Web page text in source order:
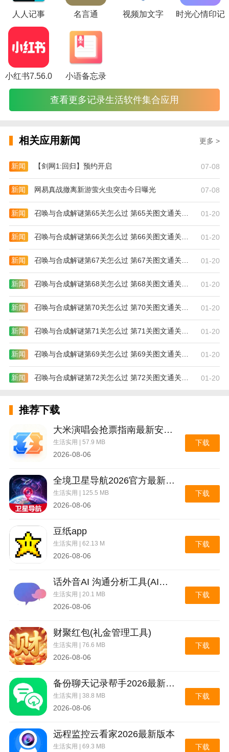
4、在我的推广界面，查看推广人数和明细，了解
该用户下载和浏览的时间
5、进入我的余额中，查看结算金额、消费明细、
6、在我的页面，可以查看在线客服、订单信息、
个人信息、会员服务等
更新日志
2、 增加淘宝商品智能搜索功能
3、 增加商品快捷分享功能
4、 增加多商品优币支付功能
5、 系统性能优化
6、 优化客户体验
人人记事 名言通 视频加文字 时光心情印记
小红书7.56.0 小语备忘录
查看更多记录生活软件集合应用
相关应用新闻 更多 >
新闻 【剑网1:回归】预约开启 07-08
新闻 网易真战撤离新游萤火虫突击今日曝光 07-08
新闻 召唤与合成解谜第65关怎么过 第65关图文通关攻略 01-20
新闻 召唤与合成解谜第66关怎么过 第66关图文通关攻略 01-20
新闻 召唤与合成解谜第67关怎么过 第67关图文通关攻略 01-20
新闻 召唤与合成解谜第68关怎么过 第68关图文通关攻略 01-20
新闻 召唤与合成解谜第70关怎么过 第70关图文通关攻略 01-20
新闻 召唤与合成解谜第71关怎么过 第71关图文通关攻略 01-20
新闻 召唤与合成解谜第69关怎么过 第69关图文通关攻略 01-20
新闻 召唤与合成解谜第72关怎么过 第72关图文通关攻略 01-20
推荐下载
大米演唱会抢票指南最新安卓版
生活实用 | 57.9 MB
2026-08-06
下载
全境卫星导航2026官方最新版本
生活实用 | 125.5 MB
2026-08-06
下载
豆纸app
生活实用 | 62.13 M
2026-08-06
下载
话外音AI 沟通分析工具(AI沟通分析工具)
生活实用 | 20.1 MB
2026-08-06
下载
财聚红包(礼金管理工具)
生活实用 | 76.6 MB
2026-08-06
下载
备份聊天记录帮手2026最新版本
生活实用 | 38.8 MB
2026-08-06
下载
远程监控云看家2026最新版本
生活实用 | 69.3 MB 下载